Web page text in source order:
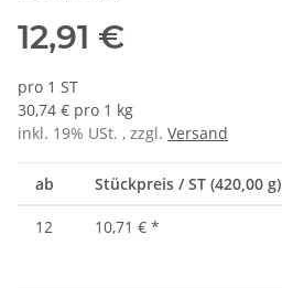
12,91 €
pro 1 ST
30,74 € pro 1 kg
inkl. 19% USt. , zzgl. Versand
ab Stückpreis / ST (420,00 g)
12 10,71 € *